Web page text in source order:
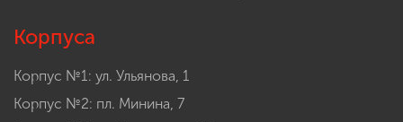
Корпуса
Корпус №1: ул. Ульянова, 1
Корпус №2: пл. Минина, 7